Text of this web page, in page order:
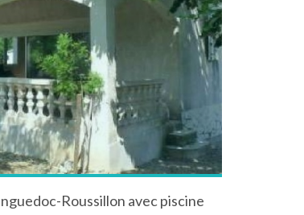
Roussillon avec piscine